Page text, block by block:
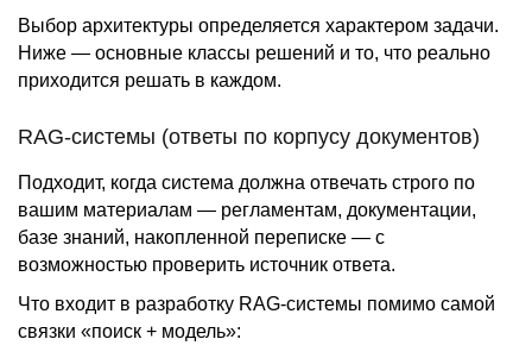
Выбор архитектуры определяется характером задачи.
Ниже — основные классы решений и то, что реально
приходится решать в каждом.
RAG-системы (ответы по корпусу документов)
Подходит, когда система должна отвечать строго по
вашим материалам — регламентам, документации,
базе знаний, накопленной переписке — с
возможностью проверить источник ответа.
Что входит в разработку RAG-системы помимо самой
связки «поиск + модель»: